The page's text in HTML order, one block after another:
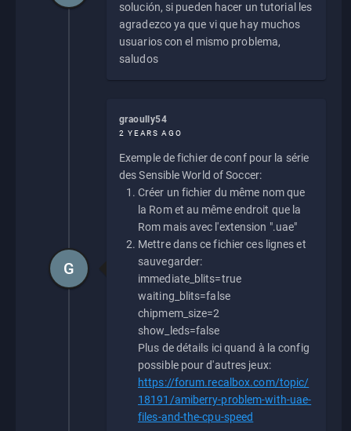
solución, si pueden hacer un tutorial les
agradezco ya que vi que hay muchos
usuarios con el mismo problema,
saludos
graoully54
2 YEARS AGO
Exemple de fichier de conf pour la série
des Sensible World of Soccer:
Créer un fichier du même nom que
la Rom et au même endroit que la
Rom mais avec l'extension ".uae"
Mettre dans ce fichier ces lignes et
sauvegarder:
immediate_blits=true
waiting_blits=false
chipmem_size=2
show_leds=false
Plus de détails ici quand à la config
possible pour d'autres jeux:
https://forum.recalbox.com/topic/
18191/amiberry-problem-with-uae-
files-and-the-cpu-speed
G